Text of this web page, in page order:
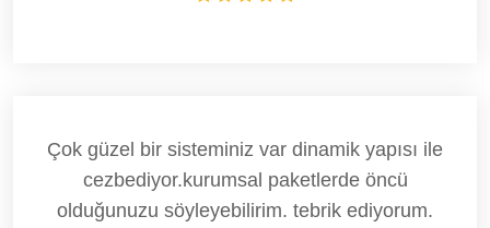
Çok güzel bir sisteminiz var dinamik yapısı ile
cezbediyor.kurumsal paketlerde öncü
olduğunuzu söyleyebilirim. tebrik ediyorum.